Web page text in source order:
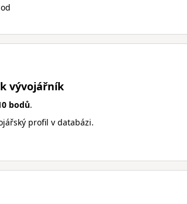
vývojářník
bodů.
profil v databázi.